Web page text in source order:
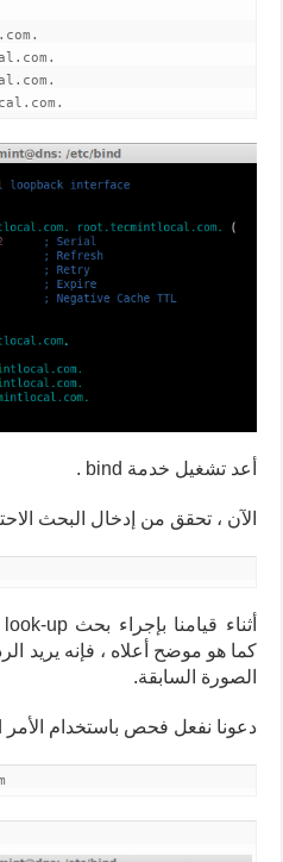
أعد تشغيل خدمة bind .
الآن ، تحقق من إدخال البحث
كما هو موضح أعلاه ، فإنه يريد
الصورة السابقة.
دعونا نفعل فحص باستخدام الأمر dig command أيضا.